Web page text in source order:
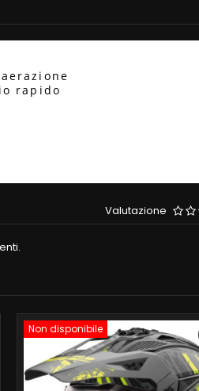
rapido
Valutazione
Non disponibile